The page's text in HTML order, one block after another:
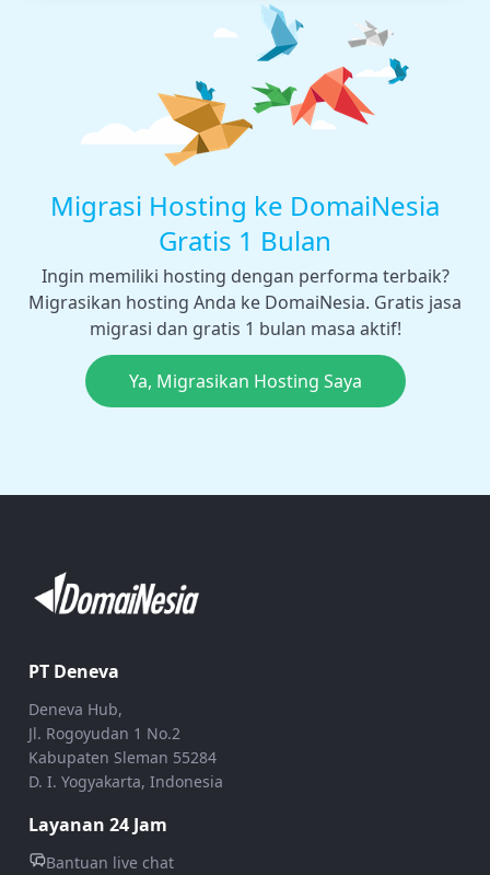
Migrasi Hosting ke DomaiNesia
Gratis 1 Bulan
Ingin memiliki hosting dengan performa terbaik?
Migrasikan hosting Anda ke DomaiNesia. Gratis jasa
migrasi dan gratis 1 bulan masa aktif!
Ya, Migrasikan Hosting Saya
PT Deneva
Deneva Hub,
Jl. Rogoyudan 1 No.2
Kabupaten Sleman 55284
D. I. Yogyakarta, Indonesia
Layanan 24 Jam
Bantuan live chat